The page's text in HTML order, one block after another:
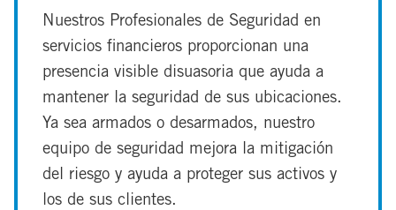
Nuestros Profesionales de Seguridad en
servicios financieros proporcionan una
presencia visible disuasoria que ayuda a
mantener la seguridad de sus ubicaciones.
Ya sea armados o desarmados, nuestro
equipo de seguridad mejora la mitigación
del riesgo y ayuda a proteger sus activos y
los de sus clientes.